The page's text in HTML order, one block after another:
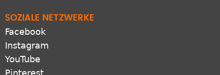
SOZIALE NETZWERKE
Facebook
Instagram
YouTube
Pinterest